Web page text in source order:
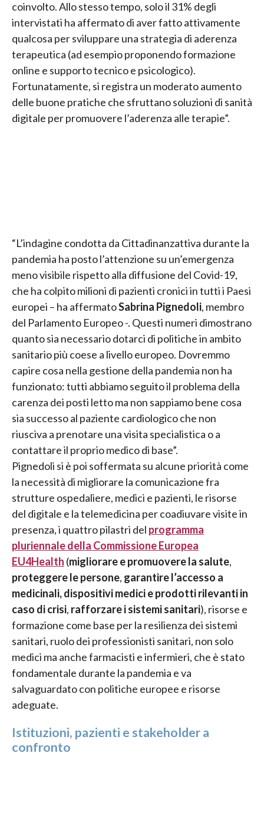
coinvolto. Allo stesso tempo, solo il 31% degli
intervistati ha affermato di aver fatto attivamente
qualcosa per sviluppare una strategia di aderenza
terapeutica (ad esempio proponendo formazione
online e supporto tecnico e psicologico).
Fortunatamente, si registra un moderato aumento
delle buone pratiche che sfruttano soluzioni di sanità
digitale per promuovere l’aderenza alle terapie”.
“L’indagine condotta da Cittadinanzattiva durante la
pandemia ha posto l’attenzione su un’emergenza
meno visibile rispetto alla diffusione del Covid-19,
che ha colpito milioni di pazienti cronici in tutti i Paesi
europei – ha affermatoSabrina Pignedoli, membro
del Parlamento Europeo -. Questi numeri dimostrano
quanto sia necessario dotarci di politiche in ambito
sanitario più coese a livello europeo. Dovremmo
capire cosa nella gestione della pandemia non ha
funzionato: tutti abbiamo seguito il problema della
carenza dei posti letto ma non sappiamo bene cosa
sia successo al paziente cardiologico che non
riusciva a prenotare una visita specialistica o a
contattare il proprio medico di base”.
Pignedoli si è poi soffermata su alcune priorità come
la necessità di migliorare la comunicazione fra
strutture ospedaliere, medici e pazienti, le risorse
del digitale e la telemedicina per coadiuvare visite in
presenza, i quattro pilastri del programma
pluriennale della Commissione Europea
EU4Health (migliorare e promuovere la salute,
proteggere le persone, garantire l’accesso a
medicinali, dispositivi medici e prodotti rilevanti in
caso di crisi, rafforzare i sistemi sanitari), risorse e
formazione come base per la resilienza dei sistemi
sanitari, ruolo dei professionisti sanitari, non solo
medici ma anche farmacisti e infermieri, che è stato
fondamentale durante la pandemia e va
salvaguardato con politiche europee e risorse
adeguate.
Istituzioni, pazienti e stakeholder a
confronto